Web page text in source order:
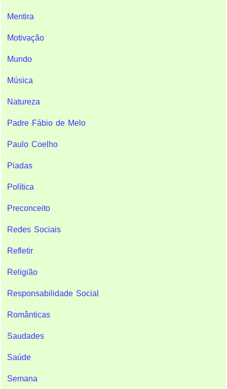
Mentira
Motivação
Mundo
Música
Natureza
Padre Fábio de Melo
Paulo Coelho
Piadas
Política
Preconceito
Redes Sociais
Refletir
Religião
Responsabilidade Social
Românticas
Saudades
Saúde
Semana